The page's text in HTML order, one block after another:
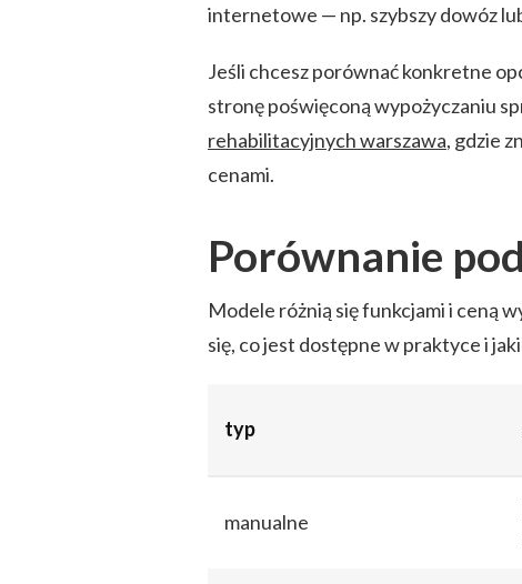
internetowe — np. szybszy dowóz
Jeśli chcesz porównać konkretne
stronę poświęconą wypożyczaniu
rehabilitacyjnych warszawa, gdzie
cenami.
Porównanie
Modele różnią się funkcjami i ceną
się, co jest dostępne w praktyce i
typ
manualne